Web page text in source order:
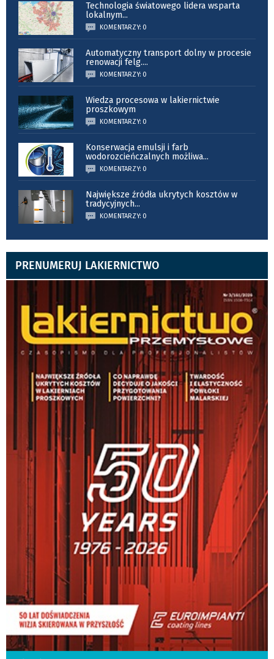
Technologia światowego lidera wsparta
lokalnym...
KOMENTARZY: 0
Automatyczny transport dolny w procesie
renowacji felg....
KOMENTARZY: 0
Wiedza procesowa w lakiernictwie
proszkowym
KOMENTARZY: 0
Konserwacja emulsji i farb
wodorozcieńczalnych możliwa...
KOMENTARZY: 0
Największe źródła ukrytych kosztów w
tradycyjnych...
KOMENTARZY: 0
PRENUMERUJ LAKIERNICTWO